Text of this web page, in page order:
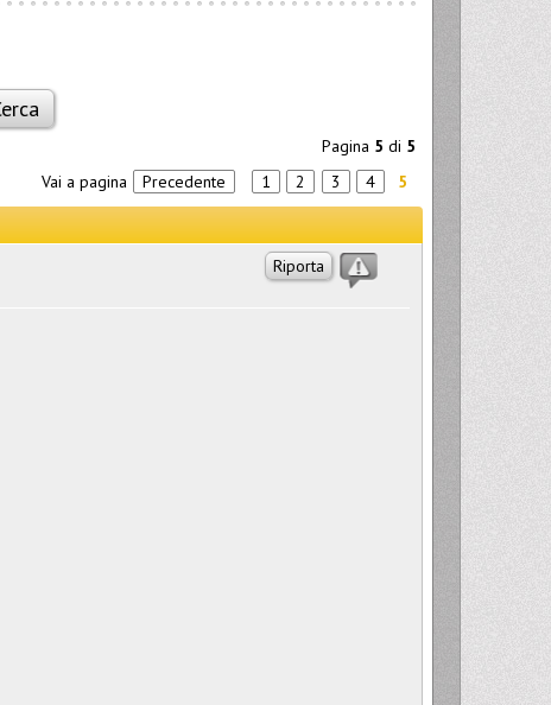
Pagina 5 di 5
Vai a pagina
Precedente 1 2 3 4 5
Riporta